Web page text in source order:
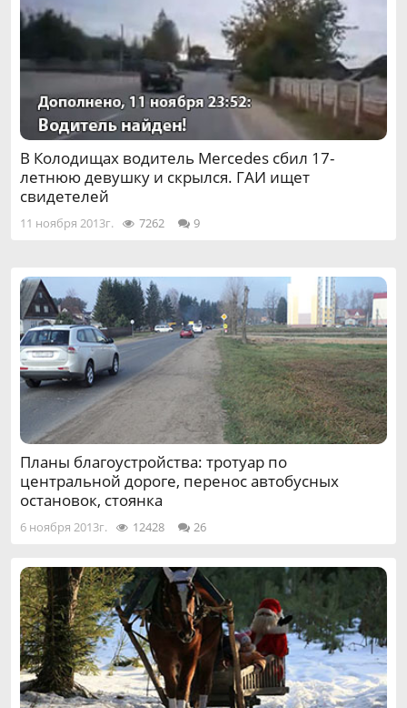
В Колодищах водитель Mercedes сбил 17-
летнюю девушку и скрылся. ГАИ ищет
свидетелей
11 ноября 2013г. 7262 9
Планы благоустройства: тротуар по
центральной дороге, перенос автобусных
остановок, стоянка
6 ноября 2013г. 12428 26